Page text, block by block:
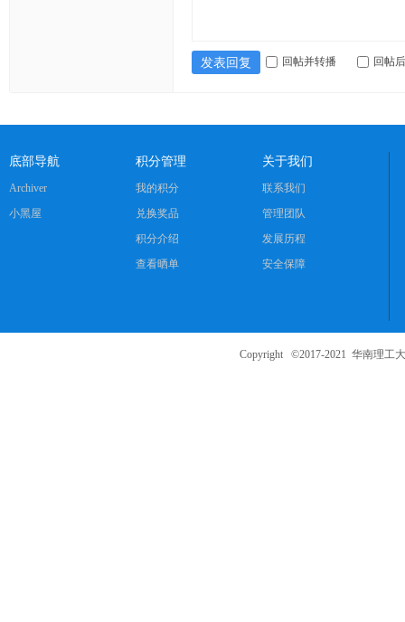
发表回复 回帖并转播 回帖
底部导航
Archiver
小黑屋
积分管理
我的积分
兑换奖品
积分介绍
查看晒单
关于我们
联系我们
管理团队
发展历程
安全保障
Copyright ©2017-2021 华南理工